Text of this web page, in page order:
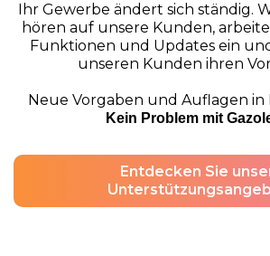
Ihr Gewerbe ändert sich ständig.
hören auf unsere Kunden,
Funktionen und Updates ein
unseren Kunden ihren
Neue Vorgaben und Auflagen in
Kein Problem mit
Entdecken Sie